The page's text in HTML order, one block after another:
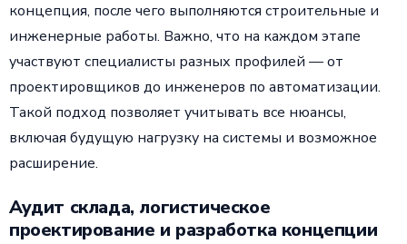
концепция, после чего выполняются строительные и
инженерные работы. Важно, что на каждом этапе
участвуют специалисты разных профилей — от
проектировщиков до инженеров по автоматизации.
Такой подход позволяет учитывать все нюансы,
включая будущую нагрузку на системы и возможное
расширение.
Аудит склада, логистическое
проектирование и разработка концепции